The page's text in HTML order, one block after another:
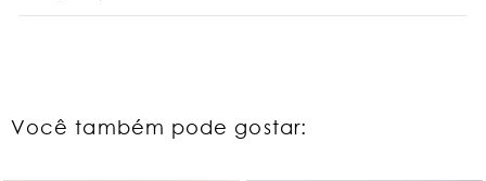
Você também pode gostar: